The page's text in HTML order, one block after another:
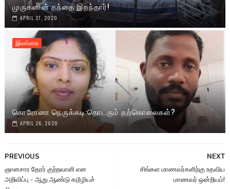
முருகனின் தந்தை இறந்தார்!
APRIL 27, 2020
இலங்கை
கொரோனா நெருக்கடி:தொடரும் தற்கொலைகள்?
APRIL 26, 2020
NEXT
சிங்கள மாணவர்களிற்கு உதவிய
மாணவர் ஒன்றியம்!
PREVIOUS
ஞானசார தேரர் குற்றவாளி என
அறிவிப்பு - ஆறு ஆண்டு கடூழியச்